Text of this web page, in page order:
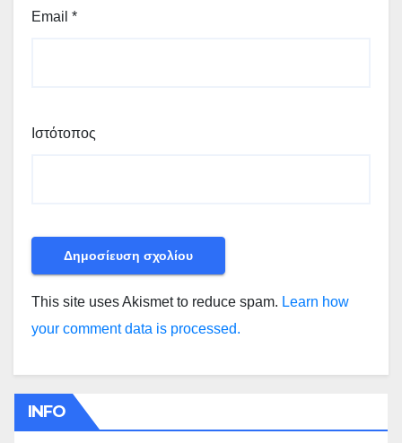
Email *
Ιστότοπος
This site uses Akismet to reduce spam. Learn how
your comment data is processed.
INFO